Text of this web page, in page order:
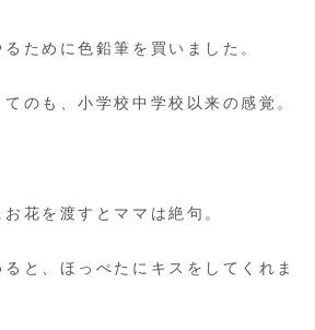
ために色鉛筆を買いました。
のも、小学校中学校以来の感覚。
花を渡すとママは絶句。
と、ほっぺたにキスをしてくれま